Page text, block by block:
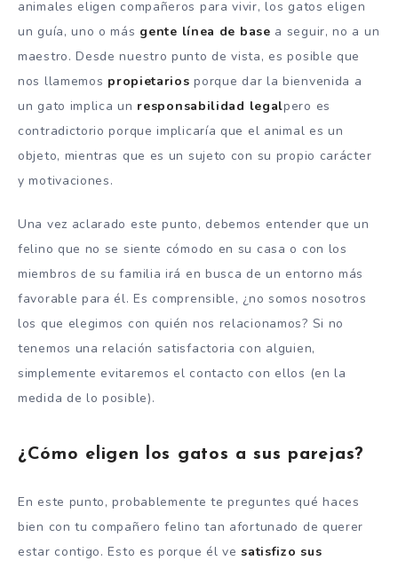
animales eligen compañeros para vivir, los gatos eligen
un guía, uno o más gente línea de base a seguir, no a un
maestro. Desde nuestro punto de vista, es posible que
nos llamemos propietarios porque dar la bienvenida a
un gato implica un responsabilidad legalpero es
contradictorio porque implicaría que el animal es un
objeto, mientras que es un sujeto con su propio carácter
y motivaciones.
Una vez aclarado este punto, debemos entender que un
felino que no se siente cómodo en su casa o con los
miembros de su familia irá en busca de un entorno más
favorable para él. Es comprensible, ¿no somos nosotros
los que elegimos con quién nos relacionamos? Si no
tenemos una relación satisfactoria con alguien,
simplemente evitaremos el contacto con ellos (en la
medida de lo posible).
¿Cómo eligen los gatos a sus parejas?
En este punto, probablemente te preguntes qué haces
bien con tu compañero felino tan afortunado de querer
estar contigo. Esto es porque él vesatisfizo sus